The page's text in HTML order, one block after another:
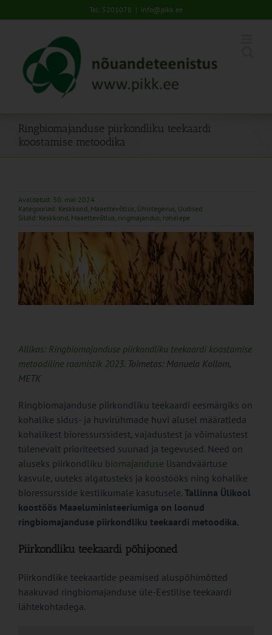
to
Tel: 5201078 | info@pikk.ee
Ringbiomajanduse piirkondliku teekaardi
koostamise metoodika
Avaldatud: 30. mai 2024
Kategooriad: Keskkond, Maaettevõtlus, Ühistegevus, Uudised
Sildid: Keskkond, Maaettevõtlus, ringmajandus, rohelepe
Allikas: Ringbiomajanduse piirkondliku teekaardi koostamise
metoodiline raamistik 2023. Toimetas: Manuela Kollom,
METK
Ringbiomajanduse piirkondliku teekaardi eesmärgiks on
kohalike sidus- ja huvirühmade huvi alusel määratleda
kohalikest bioressurssidest, vajadustest ja võimalustest
tulenevalt prioriteetsed suunad ja tegevused. Need on
aluseks piirkondliku biomajanduse lisandväärtuse
kasvule, uuteks algatusteks ja koostööks ning kohalike
bioressursside kestlikumale kasutusele. Tallinna Ülikool
koostöös Maaeluministeeriumiga on loonud
ringbiomajanduse piirkondliku teekaardi metoodika.
Piirkondliku teekaardi põhijooned
Piirkondlike teekaartide peamised aluspõhimõtted
haakuvad ringbiomajanduse üle-Eestilise teekaardi
lähtekohtadega.